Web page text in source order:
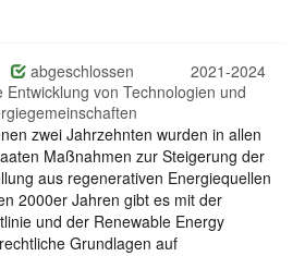
abgeschlossen
2021-2024
Entwicklung von Technologien und
zwei Jahrzehnten wurden in allen
Maßnahmen zur Steigerung der
aus regenerativen Energiequellen
2000er Jahren gibt es mit der
und der Renewable Energy
Grundlagen auf